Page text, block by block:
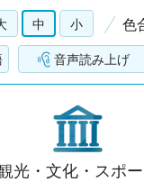
中 小 色
音声読み上げ
光・文化・スポ